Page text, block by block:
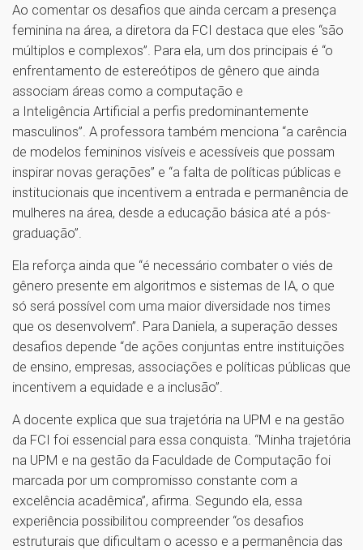
Ao comentar os desafios que ainda cercam a presença
feminina na área, a diretora da FCI destaca que eles “são
múltiplos e complexos”. Para ela, um dos principais é “o
enfrentamento de estereótipos de gênero que ainda
associam áreas como a computação e
a Inteligência Artificial a perfis predominantemente
masculinos”. A professora também menciona “a carência
de modelos femininos visíveis e acessíveis que possam
inspirar novas gerações” e “a falta de políticas públicas e
institucionais que incentivem a entrada e permanência de
mulheres na área, desde a educação básica até a pós-
graduação”.
Ela reforça ainda que “é necessário combater o viés de
gênero presente em algoritmos e sistemas de IA, o que
só será possível com uma maior diversidade nos times
que os desenvolvem”. Para Daniela, a superação desses
desafios depende “de ações conjuntas entre instituições
de ensino, empresas, associações e políticas públicas que
incentivem a equidade e a inclusão”.
A docente explica que sua trajetória na UPM e na gestão
da FCI foi essencial para essa conquista. “Minha trajetória
na UPM e na gestão da Faculdade de Computação foi
marcada por um compromisso constante com a
excelência acadêmica”, afirma. Segundo ela, essa
experiência possibilitou compreender “os desafios
estruturais que dificultam o acesso e a permanência das